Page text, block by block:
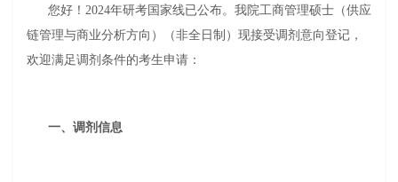
您好！2024年研考国家线已公布。我院工商管理硕士（供应
链管理与商业分析方向）（非全日制）现接受调剂意向登记，
欢迎满足调剂条件的考生申请：
一、调剂信息